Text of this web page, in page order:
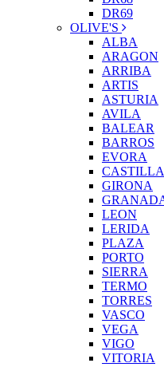
DR69
OLIVE'S
ALBA
ARAGON
ARRIBA
ARTIS
ASTURIA
AVILA
BALEAR
BARROS
EVORA
CASTILLA
GIRONA
LEON
LERIDA
PLAZA
PORTO
SIERRA
TERMO
TORRES
VASCO
VEGA
VIGO
VITORIA